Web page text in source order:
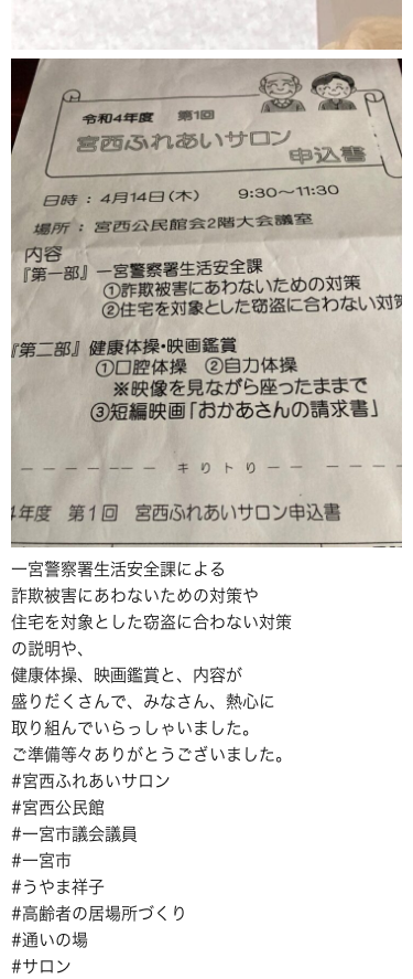
一宮警察署生活安全課による
詐欺被害にあわないための対策や
住宅を対象とした窃盗に合わない対策
の説明や、
健康体操、映画鑑賞と、内容が
盛りだくさんで、みなさん、熱心に
取り組んでいらっしゃいました。
ご準備等々ありがとうございました。
#宮西ふれあいサロン
#宮西公民館
#一宮市議会議員
#一宮市
#うやま祥子
#高齢者の居場所づくり
#通いの場
#サロン